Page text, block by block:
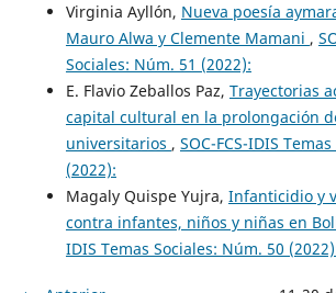
Virginia Ayllón, Nueva poesía
Mauro Alwa y Clemente Mamani ,
Sociales: Núm. 51 (2022):
E. Flavio Zeballos Paz, Trayectorias
capital cultural en la prolongación
universitarios , SOC-FCS-IDIS
(2022):
Magaly Quispe Yujra, Infanticidio y
contra infantes, niños y niñas en
IDIS Temas Sociales: Núm. 50